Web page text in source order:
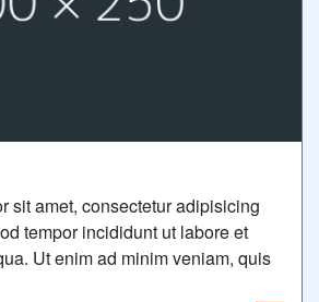
sit amet, consectetur adipisicing
tempor incididunt ut labore et
Ut enim ad minim veniam, quis